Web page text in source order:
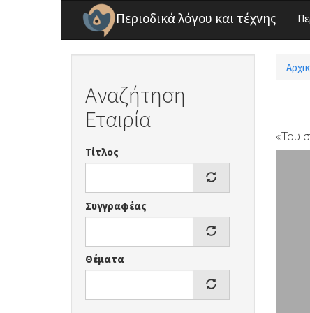
Παράκαμψη προς το κυρίως περιεχόμενο
Περιοδικά λόγου και τέχνης
Αναζήτηση
Εταιρία
Τίτλος
Συγγραφέας
Θέματα
«Του